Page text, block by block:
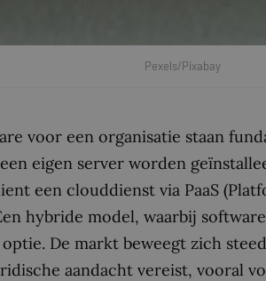
Pexels/Pixabay
voor een organisatie staan
een eigen server worden
een clouddienst via PaaS
hybride model, waarbij
De markt beweegt zich
aandacht vereist, vooral